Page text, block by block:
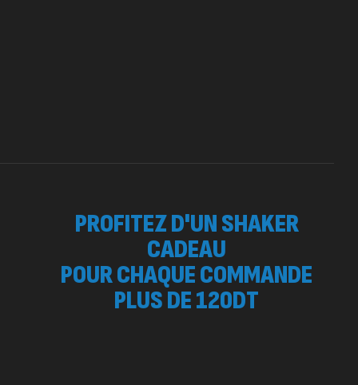
PROFITEZ D'UN SHAKER
CADEAU
POUR CHAQUE COMMANDE
PLUS DE 120DT